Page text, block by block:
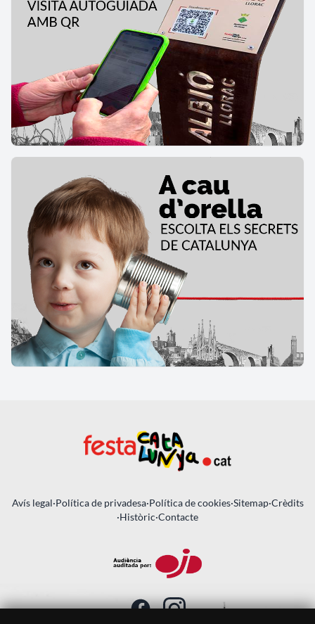
Avís legal·Política de privadesa·Política de cookies·Sitemap·Crèdits
·Històric·Contacte